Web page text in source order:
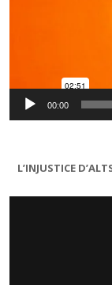
00:00
L’INJUSTICE
Lecteur